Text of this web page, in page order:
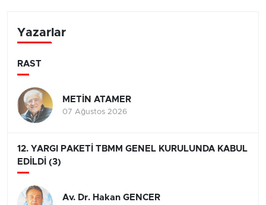
Yazarlar
RAST
METİN ATAMER
07 Ağustos 2026
12. YARGI PAKETİ TBMM GENEL KURULUNDA KABUL
EDİLDİ (3)
Av. Dr. Hakan GENCER